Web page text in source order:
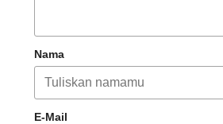
Nama
E-Mail